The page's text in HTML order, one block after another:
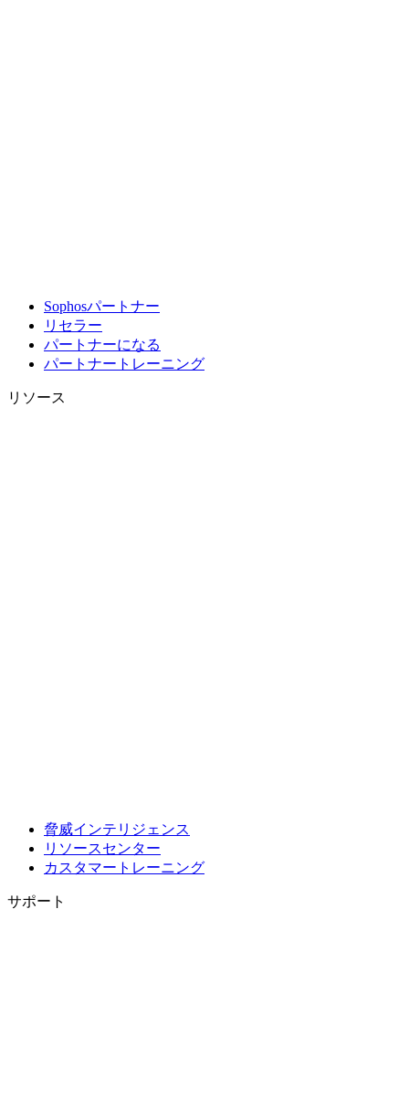
Sophosパートナー
リセラー
パートナーになる
パートナートレーニング
リソース
脅威インテリジェンス
リソースセンター
カスタマートレーニング
サポート